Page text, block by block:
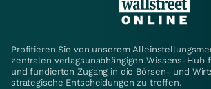
Profitieren Sie von unserem
zentralen verlagsunabhängigen Wissens-Hub
und fundierten Zugang in die Börsen- und
strategische Entscheidungen zu treffen.